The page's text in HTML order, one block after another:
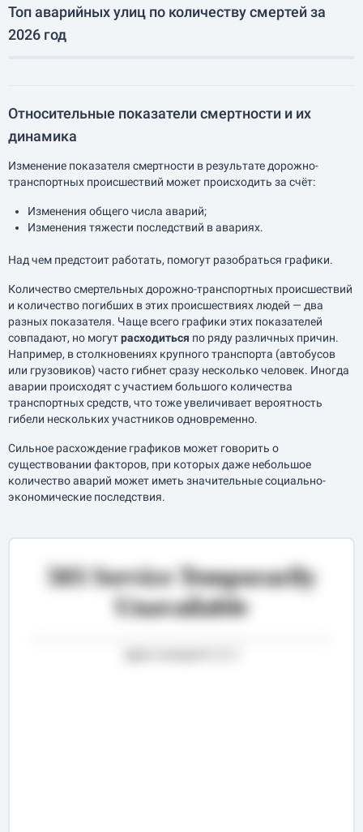
Топ аварийных улиц по количеству смертей за
2026 год
Относительные показатели смертности и их
динамика
Изменение показателя смертности в результате дорожно-
транспортных происшествий может происходить за счёт:
Изменения общего числа аварий;
Изменения тяжести последствий в авариях.
Над чем предстоит работать, помогут разобраться графики.
Количество смертельных дорожно-транспортных происшествий
и количество погибших в этих происшествиях людей — два
разных показателя. Чаще всего графики этих показателей
совпадают, но могутрасходиться по ряду различных причин.
Например, в столкновениях крупного транспорта (автобусов
или грузовиков) часто гибнет сразу несколько человек. Иногда
аварии происходят с участием большого количества
транспортных средств, что тоже увеличивает вероятность
гибели нескольких участников одновременно.
Сильное расхождение графиков может говорить о
существовании факторов, при которых даже небольшое
количество аварий может иметь значительные социально-
экономические последствия.